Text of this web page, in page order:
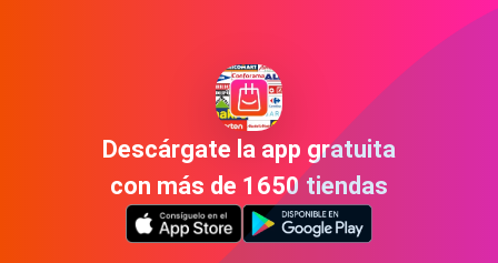
Descárgate la app gratuita
con más de 1650 tiendas